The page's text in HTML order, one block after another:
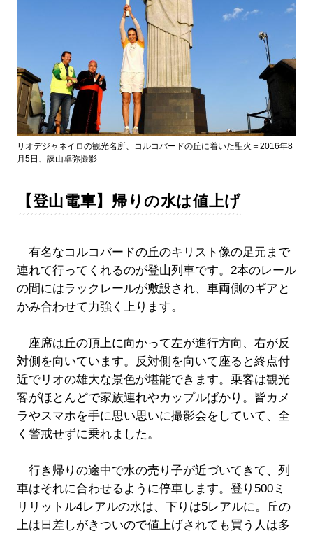
リオデジャネイロの観光名所、コルコバードの丘に着いた聖火＝2016年8
月5日、諫山卓弥撮影
【登山電車】帰りの水は値上げ
有名なコルコバードの丘のキリスト像の足元まで
連れて行ってくれるのが登山列車です。2本のレール
の間にはラックレールが敷設され、車両側のギアと
かみ合わせて力強く上ります。
座席は丘の頂上に向かって左が進行方向、右が反
対側を向いています。反対側を向いて座ると終点付
近でリオの雄大な景色が堪能できます。乗客は観光
客がほとんどで家族連れやカップルばかり。皆カメ
ラやスマホを手に思い思いに撮影会をしていて、全
く警戒せずに乗れました。
行き帰りの途中で水の売り子が近づいてきて、列
車はそれに合わせるように停車します。登り500ミ
リリットル4レアルの水は、下りは5レアルに。丘の
上は日差しがきついので値上げされても買う人は多